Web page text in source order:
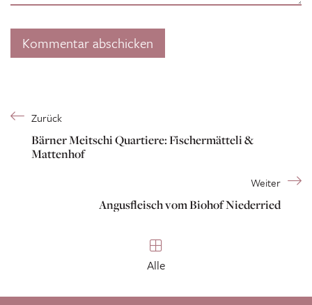
Zurück
Bärner Meitschi Quartiere: Fischermätteli &
Mattenhof
Alle
Weiter
Angusfleisch vom Biohof Niederried